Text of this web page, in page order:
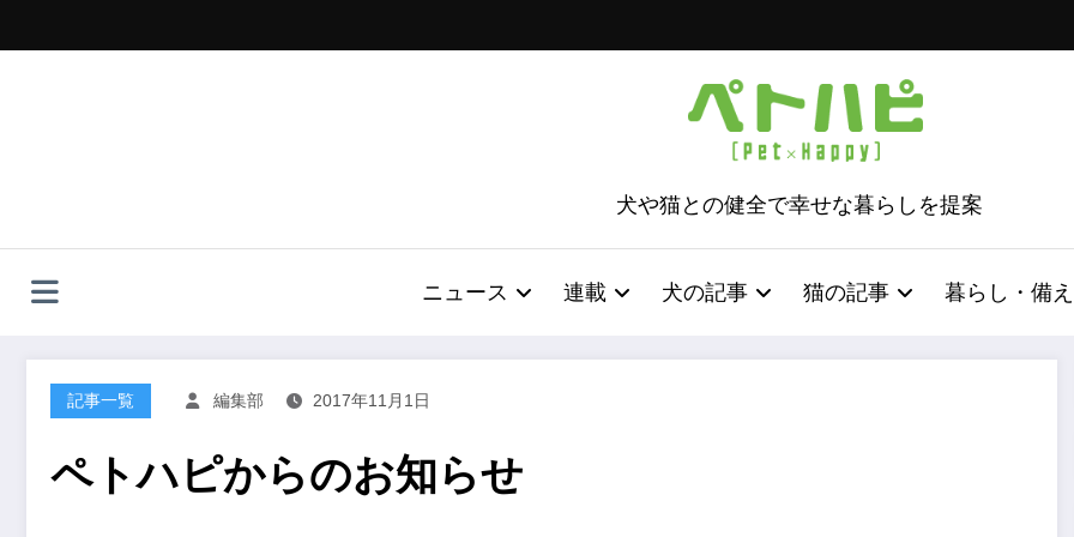
ッ
犬や猫との健全で幸せな暮らしを提案
ニュース 連載 犬の記事 猫の記事 暮らし・備え
記事一覧 編集部 2017年11月1日
ペトハピからのお知らせ